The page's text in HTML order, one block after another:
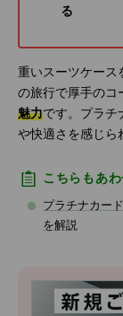
る
重いスーツケース
の旅行で厚手のコ
魅力です。プラチ
や快適さを感じら
こちらもあ
プラチナカー
を解説